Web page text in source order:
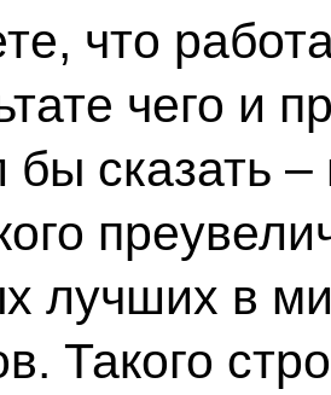
что
чего и
бы сказать
лучших в
Такого